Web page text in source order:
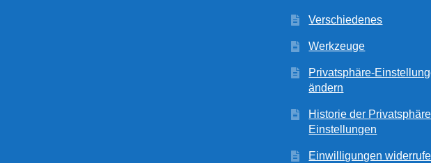
Verschiedenes
Werkzeuge
Privatsphäre-
ändern
Historie der
Einstellungen
Einwilligungen